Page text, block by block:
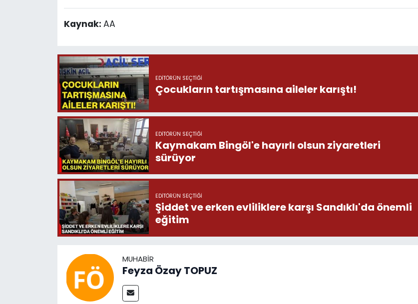
Kaynak: AA
EDITÖRÜN SEÇTIĞI
Çocukların tartışmasına aileler karıştı!
EDITÖRÜN SEÇTIĞI
Kaymakam Bingöl'e hayırlı olsun ziyaretleri
sürüyor
EDITÖRÜN SEÇTIĞI
Şiddet ve erken evliliklere karşı Sandıklı'da önemli
eğitim
MUHABIR
Feyza Özay TOPUZ